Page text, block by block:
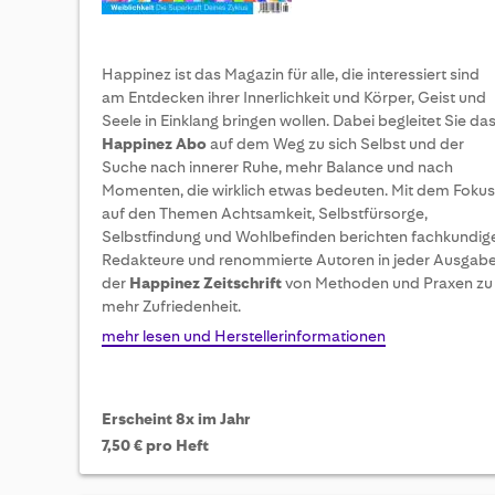
Happinez ist das Magazin für alle, die interessiert sind
am Entdecken ihrer Innerlichkeit und Körper, Geist und
Seele in Einklang bringen wollen. Dabei begleitet Sie das
Happinez Aboauf dem Weg zu sich Selbst und der
Suche nach innerer Ruhe, mehr Balance und nach
Momenten, die wirklich etwas bedeuten. Mit dem Fokus
auf den Themen Achtsamkeit, Selbstfürsorge,
Selbstfindung und Wohlbefinden berichten
Redakteure und renommierte Autoren in jeder
der Happinez Zeitschriftvon Methoden und Praxen zu
mehr Zufriedenheit.
mehr lesen und Herstellerinformationen
Erscheint 8x im Jahr
7,50 € pro Heft